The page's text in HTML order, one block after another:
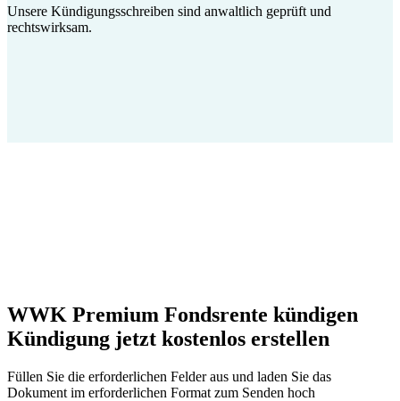
Unsere Kündigungsschreiben sind anwaltlich geprüft und
rechtswirksam.
WWK Premium Fondsrente kündigen
Kündigung jetzt kostenlos erstellen
Füllen Sie die erforderlichen Felder aus und laden Sie das
Dokument im erforderlichen Format zum Senden hoch